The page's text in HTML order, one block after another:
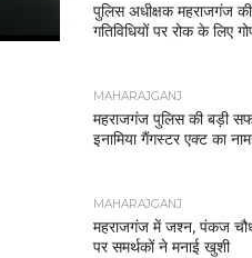
पुलिस अधीक्षक महराजगंज
गतिविधियों पर रोक के लिए
MAHARAJGANJ
महराजगंज पुलिस की बड़ी
इनामिया गैंगस्टर एक्ट का
MAHARAJGANJ
महराजगंज में जश्न, पंकज
पर समर्थकों ने मनाई खुशी